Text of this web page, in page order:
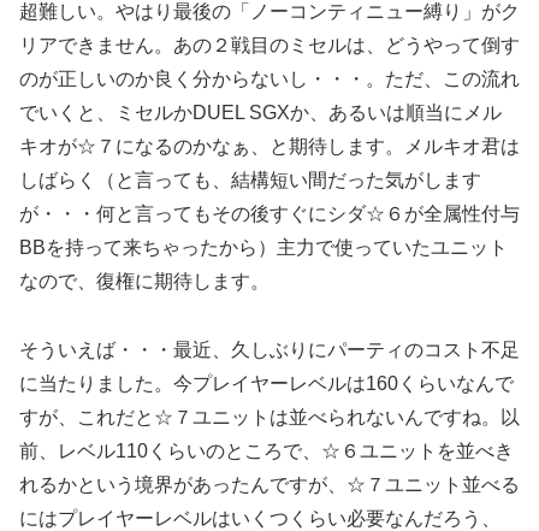
超難しい。やはり最後の「ノーコンティニュー縛り」がク
リアできません。あの２戦目のミセルは、どうやって倒す
のが正しいのか良く分からないし・・・。ただ、この流れ
でいくと、ミセルかDUEL SGXか、あるいは順当にメル
キオが☆７になるのかなぁ、と期待します。メルキオ君は
しばらく（と言っても、結構短い間だった気がします
が・・・何と言ってもその後すぐにシダ☆６が全属性付与
BBを持って来ちゃったから）主力で使っていたユニット
なので、復権に期待します。
そういえば・・・最近、久しぶりにパーティのコスト不足
に当たりました。今プレイヤーレベルは160くらいなんで
すが、これだと☆７ユニットは並べられないんですね。以
前、レベル110くらいのところで、☆６ユニットを並べき
れるかという境界があったんですが、☆７ユニット並べる
にはプレイヤーレベルはいくつくらい必要なんだろう、